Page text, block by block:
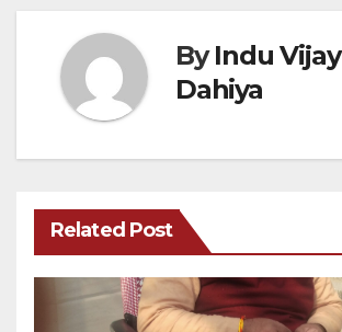
ByIndu Vijay
Dahiya
Related Post